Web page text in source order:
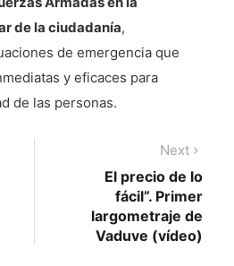
de la ciudadanía,
de emergencia que
y eficaces para
de las personas.
Next
post:
El precio de lo
fácil”. Primer
largometraje de
Vaduve (vídeo)